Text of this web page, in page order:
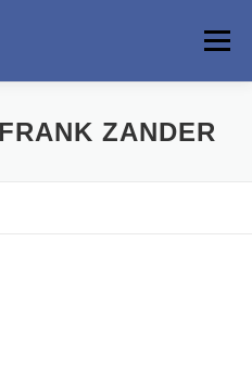
Menü
BASISWISSEN
FRANK ZANDER